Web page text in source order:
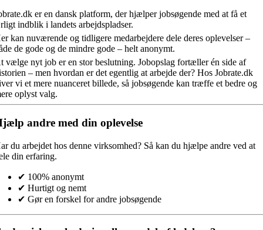
er en dansk platform, der hjælper jobsøgende med at få et
indblik i landets arbejdspladser.
kan nuværende og tidligere medarbejdere dele deres oplevelser –
de gode og de mindre gode – helt anonymt.
vælge nyt job er en stor beslutning. Jobopslag fortæller én side af
– men hvordan er det egentlig at arbejde der? Hos Jobrate.dk
vi et mere nuanceret billede, så jobsøgende kan træffe et bedre og
oplyst valg.
andre med din oplevelse
du arbejdet hos denne virksomhed? Så kan du hjælpe andre ved at
din erfaring.
✔ 100% anonymt
✔ Hurtigt og nemt
✔ Gør en forskel for andre jobsøgende